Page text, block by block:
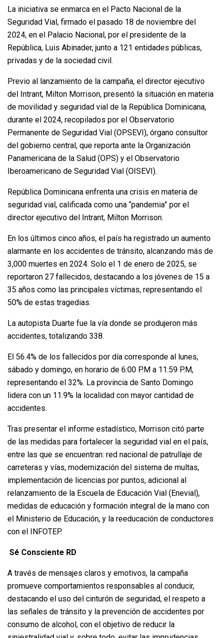
La iniciativa se enmarca en el Pacto Nacional de la
Seguridad Vial, firmado el pasado 18 de noviembre del
2024, en el Palacio Nacional, por el presidente de la
República, Luis Abinader, junto a 121 entidades públicas,
privadas y de la sociedad civil.
Previo al lanzamiento de la campaña, el director ejecutivo
del Intrant, Milton Morrison, presentó la situación en materia
de movilidad y seguridad vial de la República Dominicana,
durante el 2024, recopilados por el Observatorio
Permanente de Seguridad Vial (OPSEVI), órgano consultor
del gobierno central, que reporta ante la Organización
Panamericana de la Salud (OPS) y el Observatorio
Iberoamericano de Seguridad Vial (OISEVI).
República Dominicana enfrenta una crisis en materia de
seguridad vial, calificada como una “pandemia” por el
director ejecutivo del Intrant, Milton Morrison.
En los últimos cinco años, el país ha registrado un aumento
alarmante en los accidentes de tránsito, alcanzando más de
3,000 muertes en 2024. Solo el 1 de enero de 2025, se
reportaron 27 fallecidos, destacando a los jóvenes de 15 a
35 años como las principales víctimas, representando el
50% de estas tragedias.
La autopista Duarte fue la vía donde se produjeron más
accidentes, totalizando 338.
El 56.4% de los fallecidos por día corresponde al lunes,
sábado y domingo, en horario de 6:00 P.M a 11:59 P.M,
representando el 32%. La provincia de Santo Domingo
lidera con un 11.9% la localidad con mayor cantidad de
accidentes.
Tras presentar el informe estadístico, Morrison citó parte
de las medidas para fortalecer la seguridad vial en el país,
entre las que se encuentran: red nacional de patrullaje de
carreteras y vías, modernización del sistema de multas,
implementación de licencias por puntos, adicional al
relanzamiento de la Escuela de Educación Vial (Enevial),
medidas de educación y formación integral de la mano con
el Ministerio de Educación, y la reeducación de conductores
con el INFOTEP.
Sé Consciente RD
A través de mensajes claros y emotivos, la campaña
promueve comportamientos responsables al conducir,
destacando el uso del cinturón de seguridad, el respeto a
las señales de tránsito y la prevención de accidentes por
consumo de alcohol, con el objetivo de reducir la